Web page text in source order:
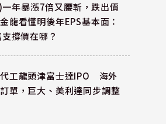
年暴漲7倍又腰斬，跌出價
龍看懂明後年EPS基本面：
撐價在哪？
工龍頭津富士達IPO 海外
單，巨大、美利達同步調整